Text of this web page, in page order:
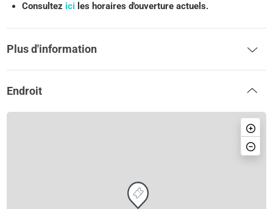
Consultez ici les horaires d'ouverture actuels.
Plus d'information
Endroit